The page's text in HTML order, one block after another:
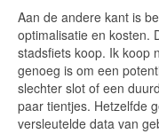
Aan de andere kant is
optimalisatie en kosten.
stadsfiets koop. Ik koop
genoeg is om een
slechter slot of een
paar tientjes. Hetzelfde
versleutelde data van